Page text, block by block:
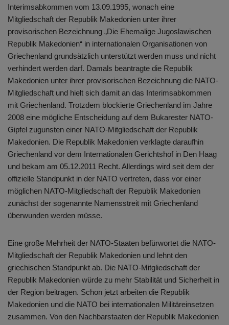
Interimsabkommen vom 13.09.1995, wonach eine
Mitgliedschaft der Republik Makedonien unter ihrer
provisorischen Bezeichnung „Die Ehemalige Jugoslawischen
Republik Makedonien“ in internationalen Organisationen von
Griechenland grundsätzlich unterstützt werden muss und nicht
verhindert werden darf. Damals beantragte die Republik
Makedonien unter ihrer provisorischen Bezeichnung die NATO-
Mitgliedschaft und hielt sich damit an das Interimsabkommen
mit Griechenland. Trotzdem blockierte Griechenland im Jahre
2008 eine mögliche Entscheidung auf dem Bukarester NATO-
Gipfel zugunsten einer NATO-Mitgliedschaft der Republik
Makedonien. Die Republik Makedonien verklagte daraufhin
Griechenland vor dem Internationalen Gerichtshof in Den Haag
und bekam am 05.12.2011 Recht. Allerdings wird seit dem der
offizielle Standpunkt in der NATO vertreten, dass vor einer
möglichen NATO-Mitgliedschaft der Republik Makedonien
zunächst der sogenannte Namensstreit mit Griechenland
überwunden werden müsse.
Eine große Mehrheit der NATO-Staaten befürwortet die NATO-
Mitgliedschaft der Republik Makedonien und lehnt den
griechischen Standpunkt ab. Die NATO-Mitgliedschaft der
Republik Makedonien würde zu mehr Stabilität und Sicherheit in
der Region beitragen. Schon jetzt arbeiten die Republik
Makedonien und die NATO bei internationalen Militäreinsetzen
zusammen. Von den Nachbarstaaten der Republik Makedonien